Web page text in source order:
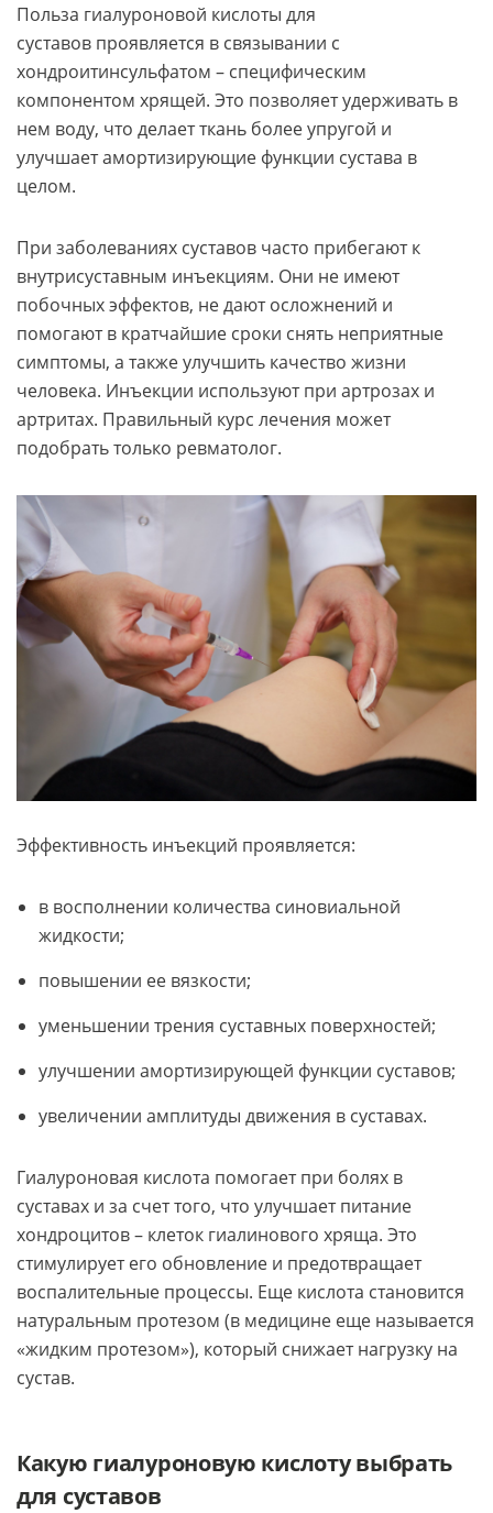
Польза гиалуроновой кислоты для
суставов проявляется в связывании с
хондроитинсульфатом – специфическим
компонентом хрящей. Это позволяет удерживать в
нем воду, что делает ткань более упругой и
улучшает амортизирующие функции сустава в
целом.
При заболеваниях суставов часто прибегают к
внутрисуставным инъекциям. Они не имеют
побочных эффектов, не дают осложнений и
помогают в кратчайшие сроки снять неприятные
симптомы, а также улучшить качество жизни
человека. Инъекции используют при артрозах и
артритах. Правильный курс лечения может
подобрать только ревматолог.
Эффективность инъекций проявляется:
в восполнении количества синовиальной
жидкости;
повышении ее вязкости;
уменьшении трения суставных поверхностей;
улучшении амортизирующей функции суставов;
увеличении амплитуды движения в суставах.
Гиалуроновая кислота помогает при болях в
суставах и за счет того, что улучшает питание
хондроцитов – клеток гиалинового хряща. Это
стимулирует его обновление и предотвращает
воспалительные процессы. Еще кислота становится
натуральным протезом (в медицине еще называется
«жидким протезом»), который снижает нагрузку на
сустав.
Какую гиалуроновую кислоту выбрать
для суставов